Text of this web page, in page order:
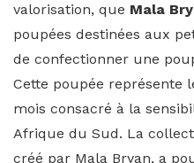
valorisation, que Mala
poupées destinées aux
de confectionner une
Cette poupée représente
mois consacré à la
Afrique du Sud. La
créé par Mala Bryan, a